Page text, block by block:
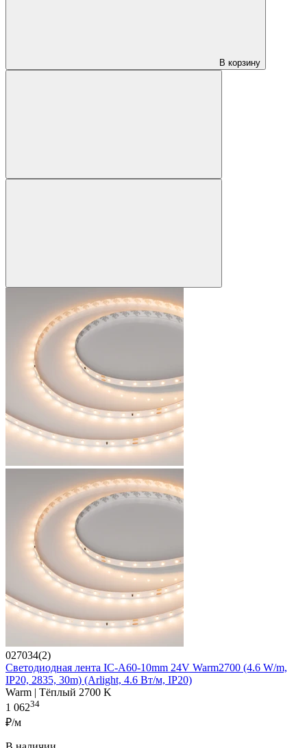
В корзину
027034(2)
Светодиодная лента IC-A60-10mm 24V Warm2700 (4.6 W/m,
IP20, 2835, 30m) (Arlight, 4.6 Вт/м, IP20)
Warm | Тёплый 2700 K
1 06234
₽/м